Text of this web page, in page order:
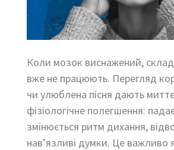
Коли мозок виснажений,
вже не працюють. Перегляд
чи улюблена пісня дають
фізіологічне полегшення:
змінюється ритм дихання,
нав’язливі думки. Це важливо